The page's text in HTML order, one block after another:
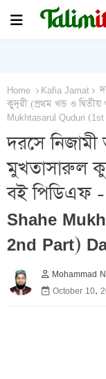
Home Kafia Jamat
কুদূরী (প্রথম খন্ড ও
Mukhtasarul Quduri
দরসে
মুখতাসারুল
বই পিডিএফ
Shahe
2nd Part)
Mohammad
October 10,